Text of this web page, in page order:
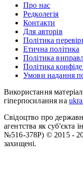
Про нас
Редколегія
Контакти
Для авторів
Політика
Етична політика
Політика
Політика
Умови надання
Використання
гіперпосилання на
Свідоцтво про
агентства як суб'єкта
№516-378Р) © 2015 -
захищені.